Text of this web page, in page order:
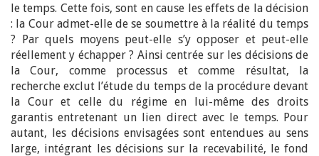
le temps. Cette fois, sont en cause les effets de la décision
: la Cour admet-elle de se soumettre à la réalité du temps
? Par quels moyens peut-elle s’y opposer et peut-elle
réellement y échapper ? Ainsi centrée sur les décisions de
la Cour, comme processus et comme résultat, la
recherche exclut l’étude du temps de la procédure devant
la Cour et celle du régime en lui-même des droits
garantis entretenant un lien direct avec le temps. Pour
autant, les décisions envisagées sont entendues au sens
large, intégrant les décisions sur la recevabilité, le fond